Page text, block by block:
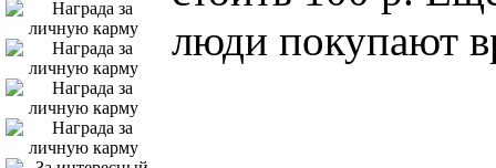
люди покупают